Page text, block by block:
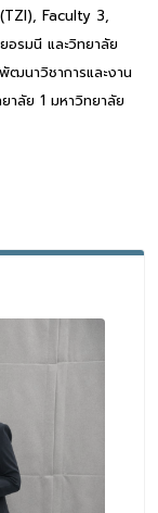
Faculty 3,
รมนี และวิทยาลัย
ฒนาวิชาการและงาน
าลัย 1 มหาวิทยาลัย